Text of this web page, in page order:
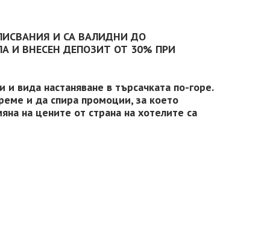
И СА ВАЛИДНИ ДО
И ВНЕСЕН ДЕПОЗИТ ОТ 30% ПРИ
вида настаняване в търсачката по-горе.
и да спира промоции, за което
на цените от страна на хотелите са